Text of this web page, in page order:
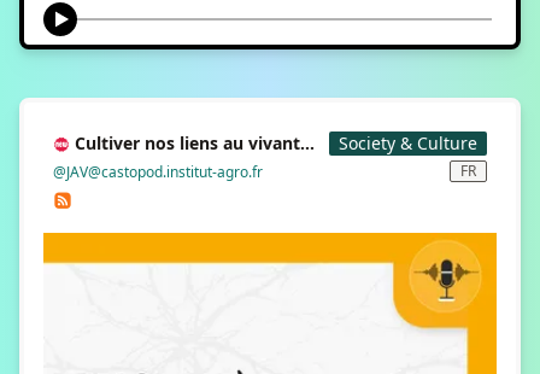
Society & Culture
Cultiver nos liens au vivant
dans les territoires
FR
@JAV@castopod.institut-agro.fr